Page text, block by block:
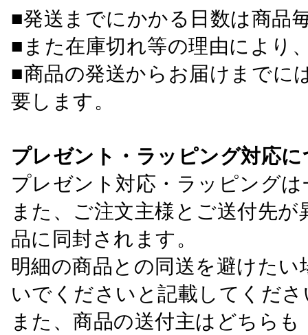
■発送までにかかる日数は商品
■また在庫切れ等の理由により
■商品の発送からお届けまでに
要します。
プレゼント・ラッピング対応
プレゼント対応・ラッピング
また、ご注文主様とご送付先
品に同封されます。
明細の商品との同送を避けた
いでくださいと記載してくださ
また、商品の送付主はどちら